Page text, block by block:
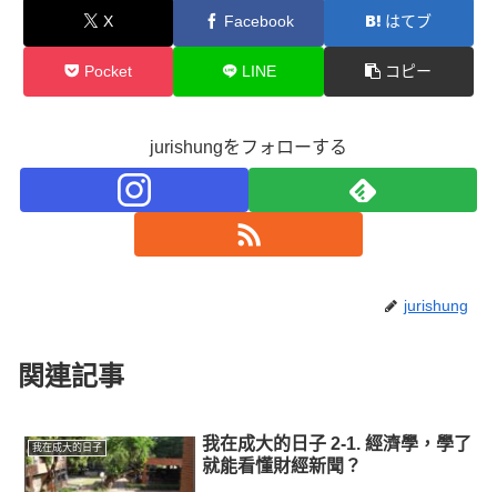
X Facebook はてブ
Pocket LINE コピー
jurishungをフォローする
jurishung
関連記事
我在成大的日子
我在成大的日子 2-1. 經濟學，學了
就能看懂財經新聞？